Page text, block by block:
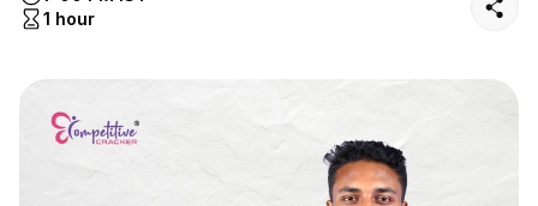
1 hour